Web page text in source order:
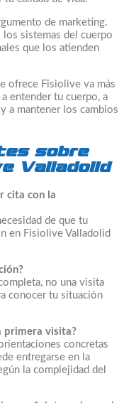
de marketing.
los sistemas del cuerpo
que los atienden
ofrece Fisiolive va más
entender tu cuerpo, a
a mantener los cambios
sobre
Valladolid
cita con la
de que tu
en Fisiolive Valladolid
no una visita
conocer tu situación
primera visita?
concretas
entregarse en la
la complejidad del